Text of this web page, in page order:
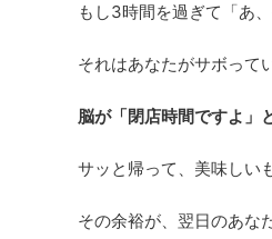
もし3時間を過ぎて「あ
それはあなたがサボって
脳が「閉店時間ですよ」
サッと帰って、美味しい
その余裕が、翌日のあな